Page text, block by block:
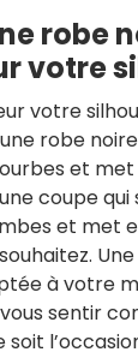
robe
votre
votre
robe
et met
coupe qui
et met
à votre
sentir